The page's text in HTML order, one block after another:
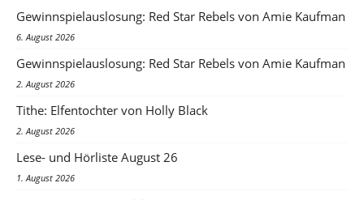
Gewinnspielauslosung: Red Star Rebels von Amie Kaufman
6. August 2026
Gewinnspielauslosung: Red Star Rebels von Amie Kaufman
2. August 2026
Tithe: Elfentochter von Holly Black
2. August 2026
Lese- und Hörliste August 26
1. August 2026